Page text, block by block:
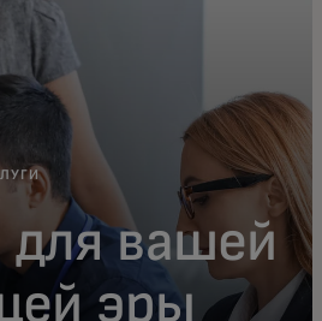
для вашей
эры